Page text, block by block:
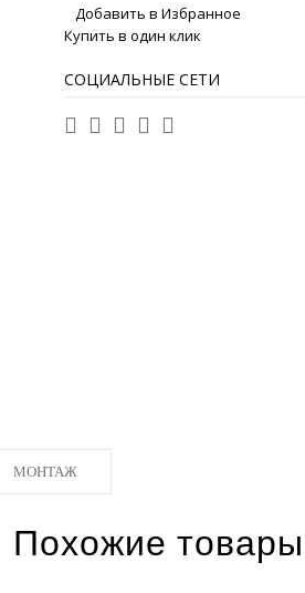
Добавить в Избранное
Купить в один клик
СОЦИАЛЬНЫЕ СЕТИ
МОНТАЖ
Похожие товары